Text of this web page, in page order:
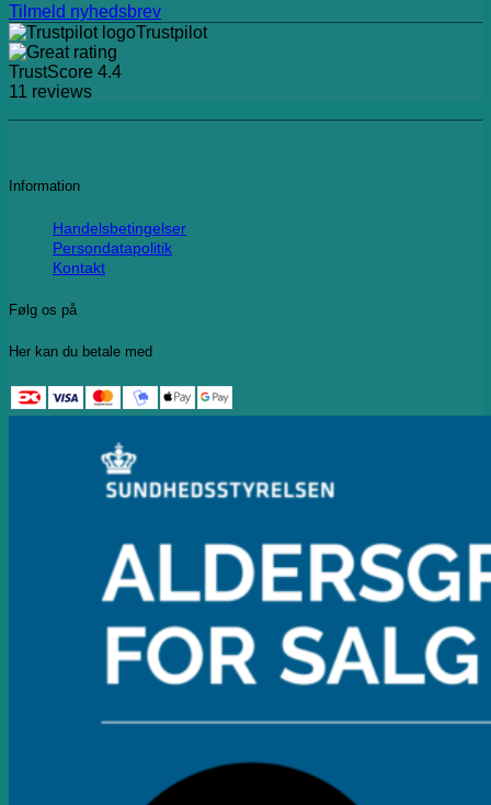
Tilmeld nyhedsbrev
Trustpilot
TrustScore 4.4
11 reviews
Information
Handelsbetingelser
Persondatapolitik
Kontakt
Følg os på
Her kan du betale med